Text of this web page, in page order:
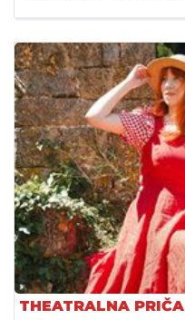
THEATRALNA PRIČA